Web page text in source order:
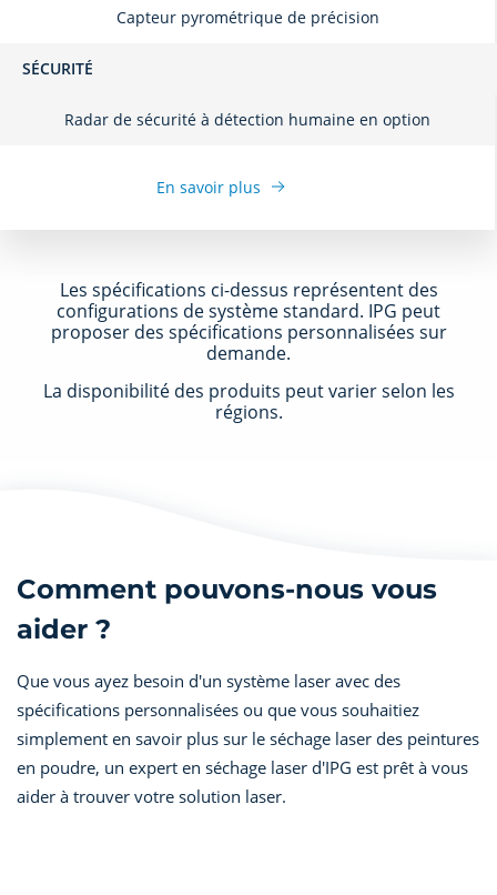
Capteur pyrométrique de précision
SÉCURITÉ
Radar de sécurité à détection humaine en option
En savoir plus
Les spécifications ci-dessus représentent des
configurations de système standard. IPG peut
proposer des spécifications personnalisées sur
demande.
La disponibilité des produits peut varier selon les
régions.
Comment pouvons-nous vous
aider ?
Que vous ayez besoin d'un système laser avec des
spécifications personnalisées ou que vous souhaitiez
simplement en savoir plus sur le séchage laser des peintures
en poudre, un expert en séchage laser d'IPG est prêt à vous
aider à trouver votre solution laser.